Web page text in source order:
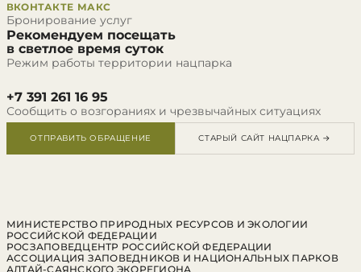
ВКОНТАКТЕ МАКС
Бронирование услуг
Рекомендуем посещать
в светлое время суток
Режим работы территории нацпарка
+7 391 261 16 95
Сообщить о возгораниях и чрезвычайных ситуациях
ОТПРАВИТЬ ОБРАЩЕНИЕ СТАРЫЙ САЙТ НАЦПАРКА →
МИНИСТЕРСТВО ПРИРОДНЫХ РЕСУРСОВ И ЭКОЛОГИИ
РОССИЙСКОЙ ФЕДЕРАЦИИ
РОСЗАПОВЕДЦЕНТР РОССИЙСКОЙ ФЕДЕРАЦИИ
АССОЦИАЦИЯ ЗАПОВЕДНИКОВ И НАЦИОНАЛЬНЫХ ПАРКОВ
АЛТАЙ-САЯНСКОГО ЭКОРЕГИОНА